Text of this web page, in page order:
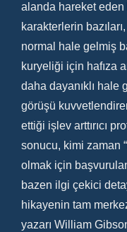
alanda hareket
karakterlerin
normal hale gelmiş
kuryeliği için hafıza
daha dayanıklı hale
görüşü
ettiği işlev arttırıcı
sonucu, kimi zaman
olmak için
bazen ilgi çekici
hikayenin tam
yazarı William